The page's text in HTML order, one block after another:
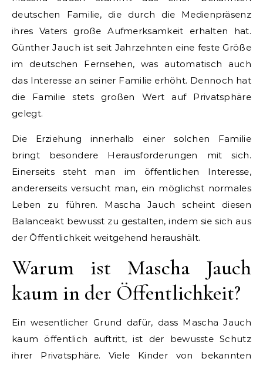
deutschen Familie, die durch die Medienpräsenz
ihres Vaters große Aufmerksamkeit erhalten hat.
Günther Jauch ist seit Jahrzehnten eine feste Größe
im deutschen Fernsehen, was automatisch auch
das Interesse an seiner Familie erhöht. Dennoch hat
die Familie stets großen Wert auf Privatsphäre
gelegt.
Die Erziehung innerhalb einer solchen Familie
bringt besondere Herausforderungen mit sich.
Einerseits steht man im öffentlichen Interesse,
andererseits versucht man, ein möglichst normales
Leben zu führen. Mascha Jauch scheint diesen
Balanceakt bewusst zu gestalten, indem sie sich aus
der Öffentlichkeit weitgehend heraushält.
Warum ist Mascha Jauch
kaum in der Öffentlichkeit?
Ein wesentlicher Grund dafür, dass Mascha Jauch
kaum öffentlich auftritt, ist der bewusste Schutz
ihrer Privatsphäre. Viele Kinder von bekannten